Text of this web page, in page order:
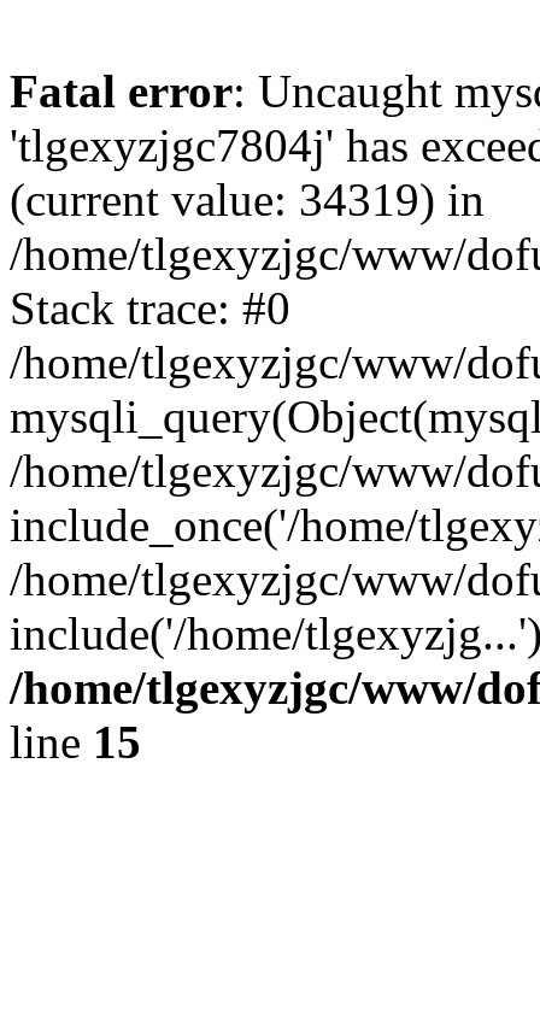
Fatal error: Uncaught
'tlgexyzjgc7804j' has
(current value: 34319) in
/home/tlgexyzjgc/www/
Stack trace: #0
/home/tlgexyzjgc/www/
/home/tlgexyzjgc/www/
include_once('/home/
/home/tlgexyzjgc/www/
include('/home/
/home/tlgexyzjgc/www/
line 15